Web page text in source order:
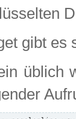
gibt es
üblich